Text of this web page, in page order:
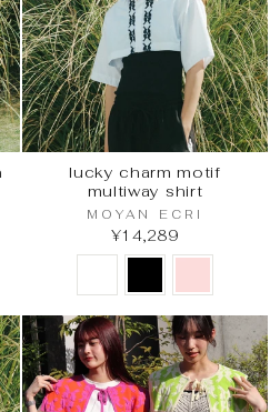
lucky charm motif
multiway shirt
MOYAN ECRI
¥14,289